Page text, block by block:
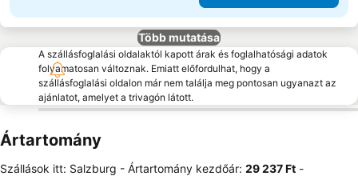
Több mutatása
A szállásfoglalási oldalaktól kapott árak és foglalhatósági adatok
folyamatosan változnak. Emiatt előfordulhat, hogy a
szállásfoglalási oldalon már nem találja meg pontosan ugyanazt az
ajánlatot, amelyet a trivagón látott.
Ártartomány
Szállások itt: Salzburg - Ártartomány kezdőár: ‎29 237 Ft -